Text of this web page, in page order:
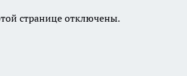
странице отключены.